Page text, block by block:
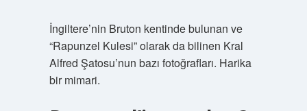
İngiltere’nin Bruton kentinde bulunan ve
“Rapunzel Kulesi” olarak da bilinen Kral
Alfred Şatosu’nun bazı fotoğrafları. Harika
bir mimari.